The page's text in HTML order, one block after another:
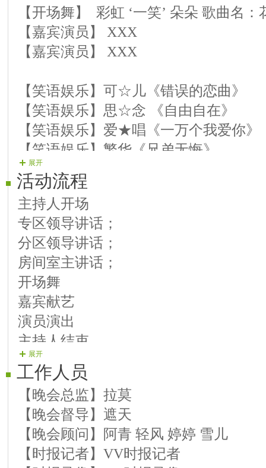
【开场舞】 彩虹 ‘一笑’ 朵朵 歌曲名：
【嘉宾演员】 XXX
【嘉宾演员】 XXX
【笑语娱乐】可☆儿《错误的恋曲》
【笑语娱乐】思☆念 《自由自在》
【笑语娱乐】爱★唱《一万个我爱你》
【笑语娱乐】繁华《兄弟无悔》
【笑语娱乐】信天而立 《回家的路》
【笑语娱乐】空谷幽兰 《水墨雪》
【笑语娱乐】亿亿《死心塌地去爱你》
【笑语娱乐】ωǒ..囙忆↘ミ 《你是我的
【笑语娱乐】钥儿《我曾用心爱着你》
【笑语娱乐】芳芳《原上情》
【笑语娱乐】若水《情系二人转》
【笑语娱乐】━╋ゞ道☆特ゞ《欢聚一
【笑语娱乐】格格《难忘今宵》
【笑语娱乐】缘◆分《美观》
【笑语娱乐】半梦半醒《下一次相遇》
【直播大厅】歌◆痴《小调情歌》
【笑语娱乐】梦醒何处《晚安吾爱》
展开
活动流程
主持人开场
专区领导讲话；
分区领导讲话；
房间室主讲话；
开场舞
嘉宾献艺
演员演出
主持人结束
展开
工作人员
【晚会总监】拉莫
【晚会督导】遮天
【晚会顾问】阿青 轻风 婷婷 雪儿
【时报记者】VV时报记者